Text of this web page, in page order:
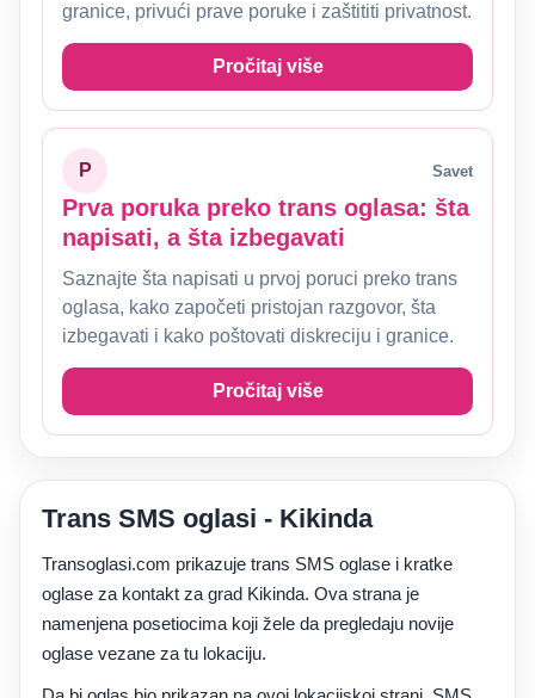
granice, privući prave poruke i zaštititi privatnost.
Pročitaj više
P Savet
Prva poruka preko trans oglasa: šta
napisati, a šta izbegavati
Saznajte šta napisati u prvoj poruci preko trans
oglasa, kako započeti pristojan razgovor, šta
izbegavati i kako poštovati diskreciju i granice.
Pročitaj više
Trans SMS oglasi - Kikinda
Transoglasi.com prikazuje trans SMS oglase i kratke
oglase za kontakt za grad Kikinda. Ova strana je
namenjena posetiocima koji žele da pregledaju novije
oglase vezane za tu lokaciju.